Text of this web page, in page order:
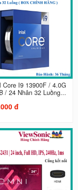
Core I9 13900F / 4.0G
/ 24 Nhân 32 Luồng...
đ